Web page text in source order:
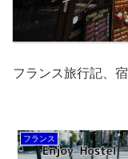
フランス旅行記、
フランス